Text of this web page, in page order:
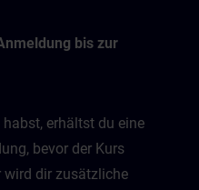
bis zur
erhältst du eine
bevor der Kurs
wird dir zusätzliche